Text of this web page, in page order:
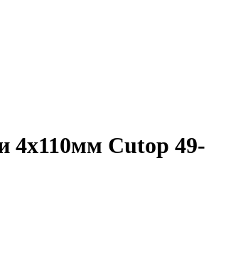
4х110мм Cutop 49-